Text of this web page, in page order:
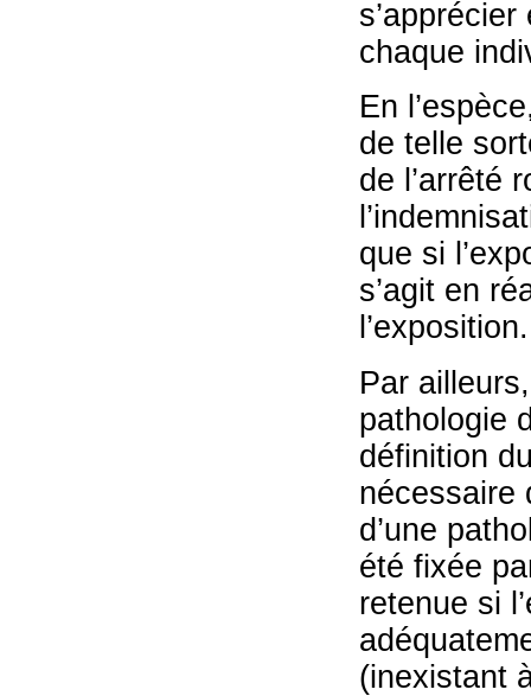
chaque
En
de telle
de l’arrêté
que si
s’agit en
l’exposition.
Par
pathologie
définition
nécessaire
d’une
été fixée
retenue si
(inexistant